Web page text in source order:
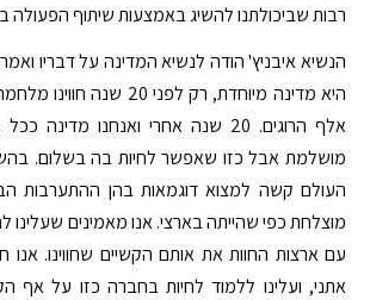
רבות שביכולתנו להשיג באמצעות שיתוף הפעולה
הנשיא איבניץ' הודה לנשיא המדינה על דבריו
אלף הרוגים. 20 שנה אחרי ואנחנו
מושלמת אבל כזו שאפשר לחיות בה בשלום.
העולם קשה למצוא דוגמאות בהן ההתערבות
מוצלחת כפי שהייתה בארצי. אנו מאמינים שעלינו
עם ארצות החוות את אותם הקשיים שחווינו. אנו
אתני, ועלינו ללמוד לחיות בחברה כזו על אף